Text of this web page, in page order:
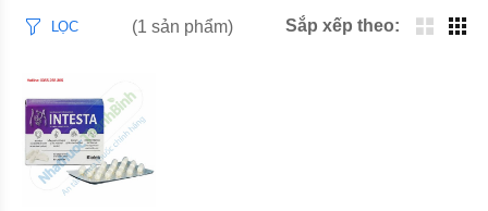
LỌC (1 sản phẩm) Sắp xếp theo: